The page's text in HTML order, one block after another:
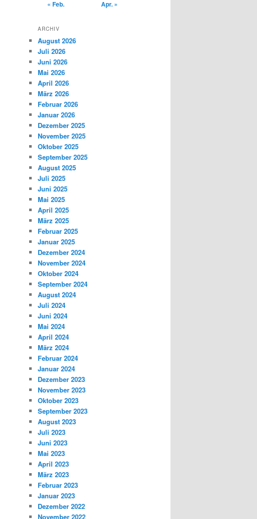
« Feb. Apr. »
ARCHIV
August 2026
Juli 2026
Juni 2026
Mai 2026
April 2026
März 2026
Februar 2026
Januar 2026
Dezember 2025
November 2025
Oktober 2025
September 2025
August 2025
Juli 2025
Juni 2025
Mai 2025
April 2025
März 2025
Februar 2025
Januar 2025
Dezember 2024
November 2024
Oktober 2024
September 2024
August 2024
Juli 2024
Juni 2024
Mai 2024
April 2024
März 2024
Februar 2024
Januar 2024
Dezember 2023
November 2023
Oktober 2023
September 2023
August 2023
Juli 2023
Juni 2023
Mai 2023
April 2023
März 2023
Februar 2023
Januar 2023
Dezember 2022
November 2022